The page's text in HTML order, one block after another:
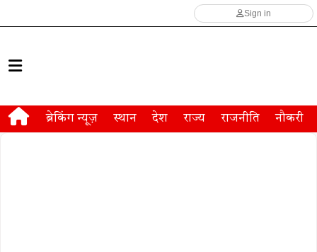
Sign in
ब्रेकिंग न्यूज़ स्थान देश राज्य राजनीति नौकरी